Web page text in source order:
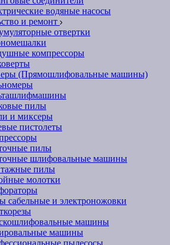
водяные насосы
и ремонт
отвертки
компрессоры
(Прямошлифовальные машины)
пилы
и миксеры
пистолеты
пилы
шлифовальные машины
пилы
молотки
сабельные и электроножовки
машины
машины
пылесосы